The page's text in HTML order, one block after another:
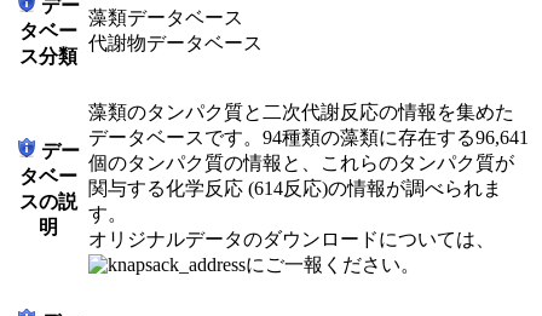
デー
タベー
ス分類
藻類データベース
代謝物データベース
デー
タベー
スの説
明
藻類のタンパク質と二次代謝反応の情報を集めた
データベースです。94種類の藻類に存在する96,641
個のタンパク質の情報と、これらのタンパク質が
関与する化学反応 (614反応)の情報が調べられま
す。
オリジナルデータのダウンロードについては、
にご一報ください。